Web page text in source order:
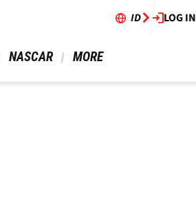
ID LOG IN
NASCAR MORE